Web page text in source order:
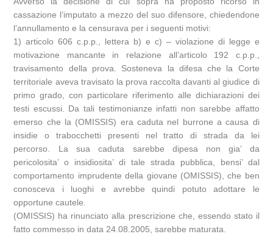
cassazione l’imputato a mezzo del suo difensore, chiedendone
l’annullamento e la censurava per i seguenti motivi:
1) articolo 606 c.p.p., lettera b) e c) – violazione di legge e
motivazione mancante in relazione all’articolo 192 c.p.p.,
travisamento della prova. Sosteneva la difesa che la Corte
territoriale aveva travisato la prova raccolta davanti al giudice di
primo grado, con particolare riferimento alle dichiarazioni dei
testi escussi. Da tali testimonianze infatti non sarebbe affatto
emerso che la (OMISSIS) era caduta nel burrone a causa di
insidie o trabocchetti presenti nel tratto di strada da lei
percorso. La sua caduta sarebbe dipesa non gia’ da
pericolosita’ o insidiosita’ di tale strada pubblica, bensi’ dal
comportamento imprudente della giovane (OMISSIS), che ben
conosceva i luoghi e avrebbe quindi potuto adottare le
opportune cautele.
(OMISSIS) ha rinunciato alla prescrizione che, essendo stato il
fatto commesso in data 24.08.2005, sarebbe maturata.